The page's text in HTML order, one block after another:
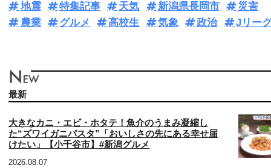
地震
特集記事 天気 新潟県長岡市
災害
農業
グルメ 高校生 気象 政治 Jリー
最新
大きなカニ・エビ・ホタテ！魚介のうまみ凝縮し
た“ズワイガニパスタ”「おいしさの先にある幸せ届
けたい」【小千谷市】#新潟グルメ
2026.08.07